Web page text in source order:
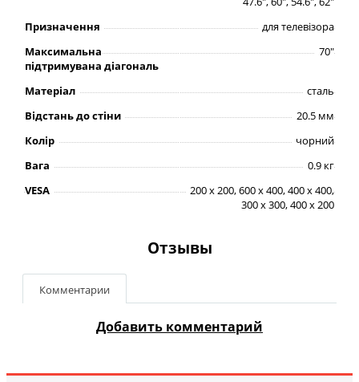
Призначення
для телевізора
Максимальна
підтримувана діагональ
70"
Матеріал
cталь
Відстань до стіни
20.5 мм
Колір
чорний
Вага
0.9 кг
VESA
200 x 200, 600 x 400, 400 x 400,
300 x 300, 400 x 200
Отзывы
Комментарии
Добавить комментарий